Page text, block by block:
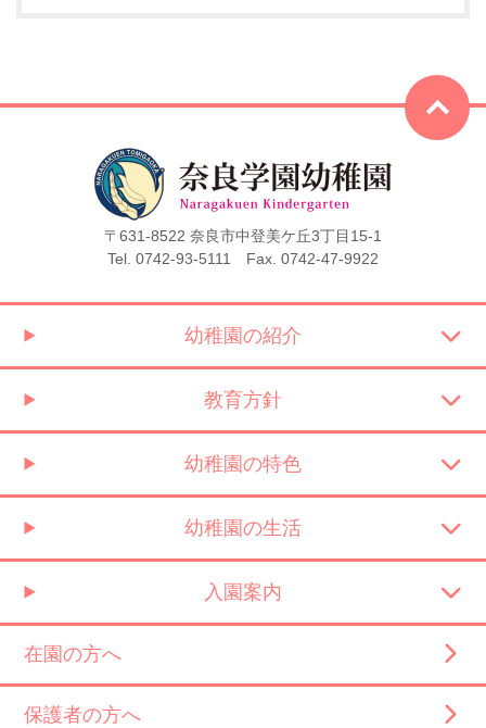
〒631-8522 奈良市中登美ケ丘3丁目15-1
Tel. 0742-93-5111 Fax. 0742-47-9922
幼稚園の紹介
教育方針
幼稚園の特色
幼稚園の生活
入園案内
在園の方へ
保護者の方へ